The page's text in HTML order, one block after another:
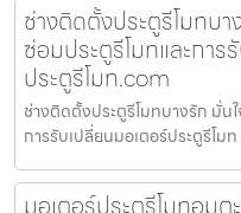
ช่างติดตั้งประตูรีโมทบ
ซ่อมประตูรีโมทและการ
ประตูรีโมท.com
ช่างติดตั้งประตูรีโมทบางรัก มั่น
การรับเปลี่ยนมอเตอร์ประตูรีโ